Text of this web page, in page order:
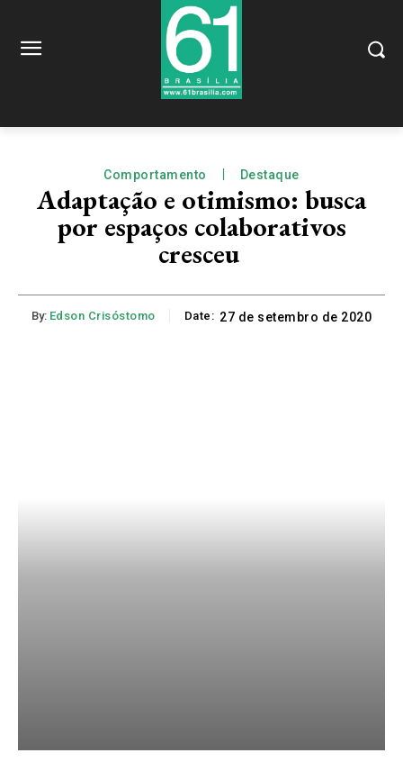
Comportamento Destaque
Adaptação e otimismo: busca
por espaços colaborativos
cresceu
By: Edson Crisóstomo Date: 27 de setembro de 2020